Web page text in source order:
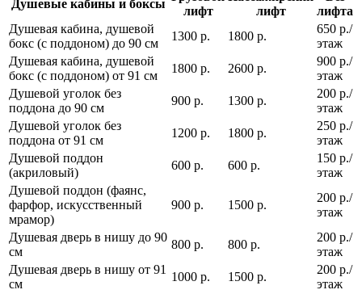
Душевые кабины и боксы
лифт
лифт
лифта
Душевая кабина, душевой
бокс (с поддоном) до 90 см
1300 р. 1800 р.
650 р./
этаж
Душевая кабина, душевой
бокс (с поддоном) от 91 см
1800 р. 2600 р.
900 р./
этаж
Душевой уголок без
поддона до 90 см
900 р. 1300 р.
200 р./
этаж
Душевой уголок без
поддона от 91 см
1200 р. 1800 р.
250 р./
этаж
Душевой поддон
(акриловый)
600 р. 600 р.
150 р./
этаж
Душевой поддон (фаянс,
фарфор, искусственный
мрамор)
900 р. 1500 р.
200 р./
этаж
Душевая дверь в нишу до 90
см
800 р. 800 р.
200 р./
этаж
Душевая дверь в нишу от 91
см
1000 р. 1500 р.
200 р./
этаж